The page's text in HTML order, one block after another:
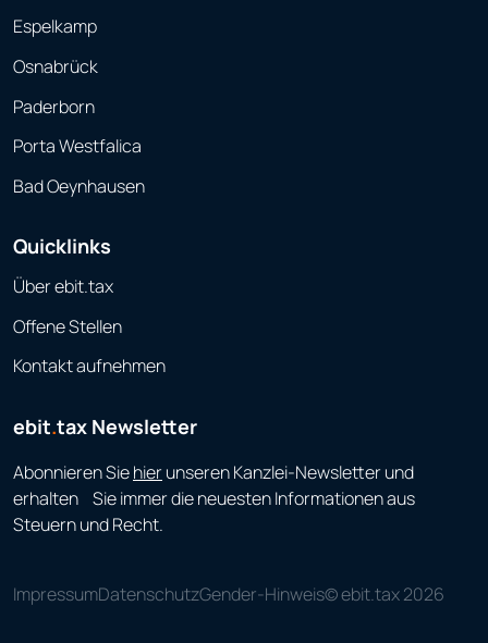
Espelkamp
Osnabrück
Paderborn
Porta Westfalica
Bad Oeynhausen
Quicklinks
Über ebit.tax
Offene Stellen
Kontakt aufnehmen
ebit.tax Newsletter
Abonnieren Siehierunseren Kanzlei-Newsletter und
erhalten Sie immer die neuesten Informationen aus
Steuern und Recht.
ImpressumDatenschutzGender-Hinweis© ebit.tax 2026